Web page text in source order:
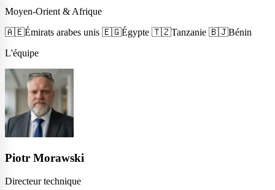
Moyen-Orient & Afrique
🇦🇪Émirats arabes unis 🇪🇬Égypte 🇹🇿Tanzanie 🇧🇯Bénin
L'équipe
Piotr Morawski
Directeur technique